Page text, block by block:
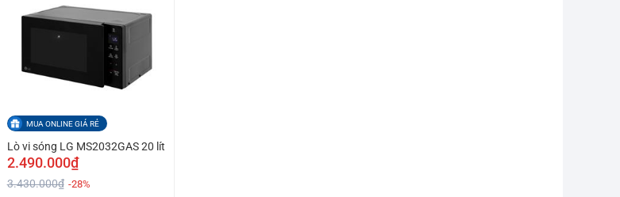
MUA ONLINE GIÁ RẺ
Lò vi sóng LG MS2032GAS 20 lít
2.490.000₫
3.430.000₫ -28%